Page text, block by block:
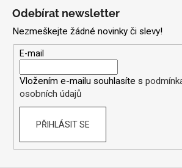
Odebírat newsletter
Nezmeškejte žádné novinky či slevy!
E-mail
Vložením e-mailu souhlasíte s
osobních údajů
PŘIHLÁSIT SE